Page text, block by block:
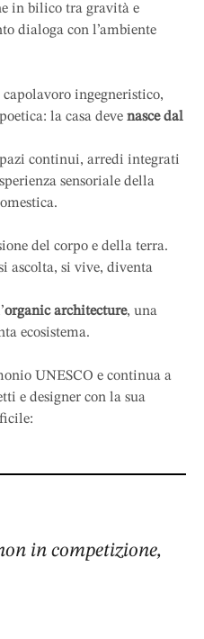
in bilico tra gravità e
dialoga con l’ambiente
ingegneristico,
la casa deve nasce dal
continui, arredi integrati
sensoriale della
del corpo e della terra.
ascolta, si vive, diventa
organic architecture, una
ecosistema.
UNESCO e continua a
e designer con la sua
in competizione,